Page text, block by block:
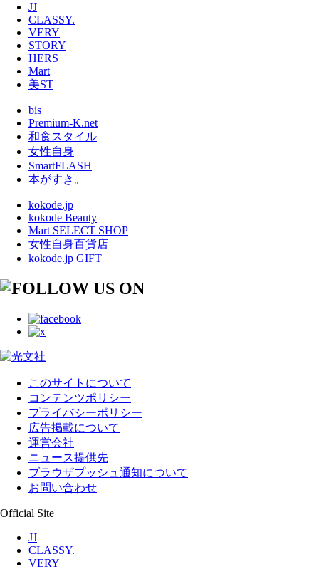
JJ
CLASSY.
VERY
STORY
HERS
Mart
美ST
bis
Premium-K.net
和食スタイル
女性自身
SmartFLASH
本がすき。
kokode.jp
kokode Beauty
Mart SELECT SHOP
女性自身百貨店
kokode.jp GIFT
このサイトについて
コンテンツポリシー
プライバシーポリシー
広告掲載について
運営会社
ニュース提供先
ブラウザプッシュ通知について
お問い合わせ
Official Site
JJ
CLASSY.
VERY